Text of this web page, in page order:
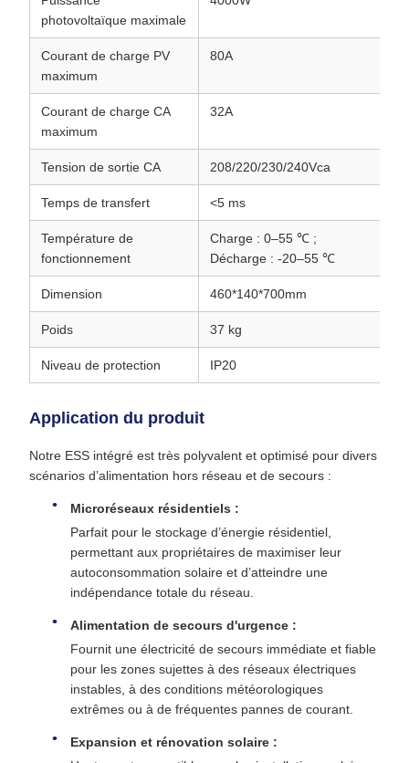
photovoltaïque maximale
Courant de charge PV
maximum
80A
Courant de charge CA
maximum
32A
Tension de sortie CA 208/220/230/240Vca
Temps de transfert <5 ms
Température de
fonctionnement
Charge : 0–55 ℃ ;
Décharge : -20–55 ℃
Dimension 460*140*700mm
Poids 37 kg
Niveau de protection IP20
Application du produit
Notre ESS intégré est très polyvalent et optimisé pour divers
scénarios d’alimentation hors réseau et de secours :
Microréseaux résidentiels :
Parfait pour le stockage d’énergie résidentiel,
permettant aux propriétaires de maximiser leur
autoconsommation solaire et d’atteindre une
indépendance totale du réseau.
Alimentation de secours d'urgence :
Fournit une électricité de secours immédiate et fiable
pour les zones sujettes à des réseaux électriques
instables, à des conditions météorologiques
extrêmes ou à de fréquentes pannes de courant.
Expansion et rénovation solaire :